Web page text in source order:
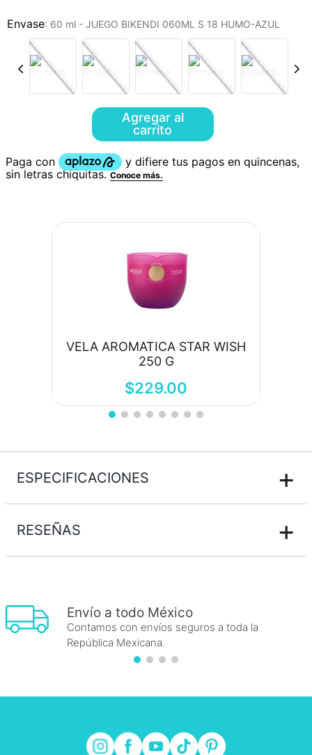
: 60 ml - JUEGO BIKENDI 060ML S 18 HUMO-AZUL
Agregar al
carrito
VELA AROMATICA STAR WISH
250 G
$229.00
ESPECIFICACIONES +
RESEÑAS +
Envío a todo México
Contamos con envíos seguros a toda la
República Mexicana.